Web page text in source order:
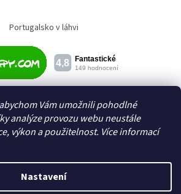
Vám umožnili pohodlné
analýze provozu webu neustále
výkon a použitelnost. Více informací
Nastavení
Portugalsko v láhvi